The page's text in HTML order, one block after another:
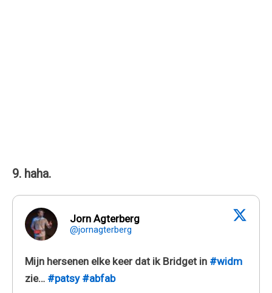
9. haha.
Jorn Agterberg
@jornagterberg
Mijn hersenen elke keer dat ik Bridget in #widm
zie… #patsy #abfab